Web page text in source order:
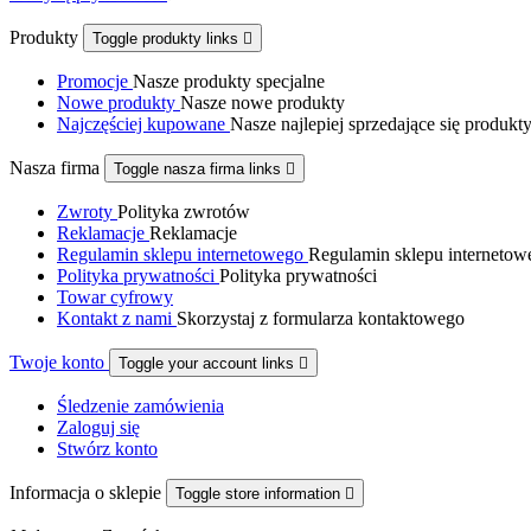
Produkty Toggle produkty links 
Promocje Nasze produkty specjalne
Nowe produkty Nasze nowe produkty
Najczęściej kupowane Nasze najlepiej sprzedające się produkty
Nasza firma Toggle nasza firma links 
Zwroty Polityka zwrotów
Reklamacje Reklamacje
Regulamin sklepu internetowego Regulamin sklepu
Polityka prywatności Polityka prywatności
Towar cyfrowy
Kontakt z nami Skorzystaj z formularza kontaktowego
Twoje konto Toggle your account links 
Śledzenie zamówienia
Zaloguj się
Stwórz konto
Informacja o sklepie Toggle store information 